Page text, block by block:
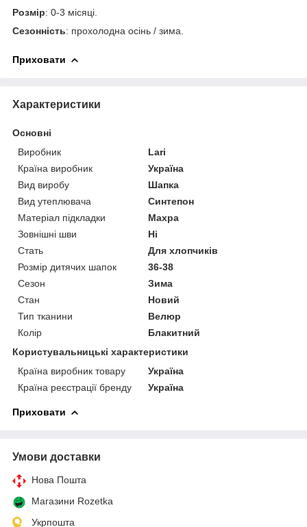
Розмір: 0-3 місяці.
Сезонність: прохолодна осінь / зима.
Приховати
Характеристики
Основні
Виробник
Larі
Країна виробник
Україна
Вид виробу
Шапка
Вид утеплювача
Синтепон
Матеріал підкладки
Махра
Зовнішні шви
Ні
Стать
Для хлопчиків
Розмір дитячих шапок
36-38
Сезон
Зима
Стан
Новий
Тип тканини
Велюр
Колір
Блакитний
Користувальницькі характеристики
Країна виробник товару
Україна
Країна реєстрації бренду
Україна
Приховати
Умови доставки
Нова Пошта
Магазини Rozetka
Укрпошта